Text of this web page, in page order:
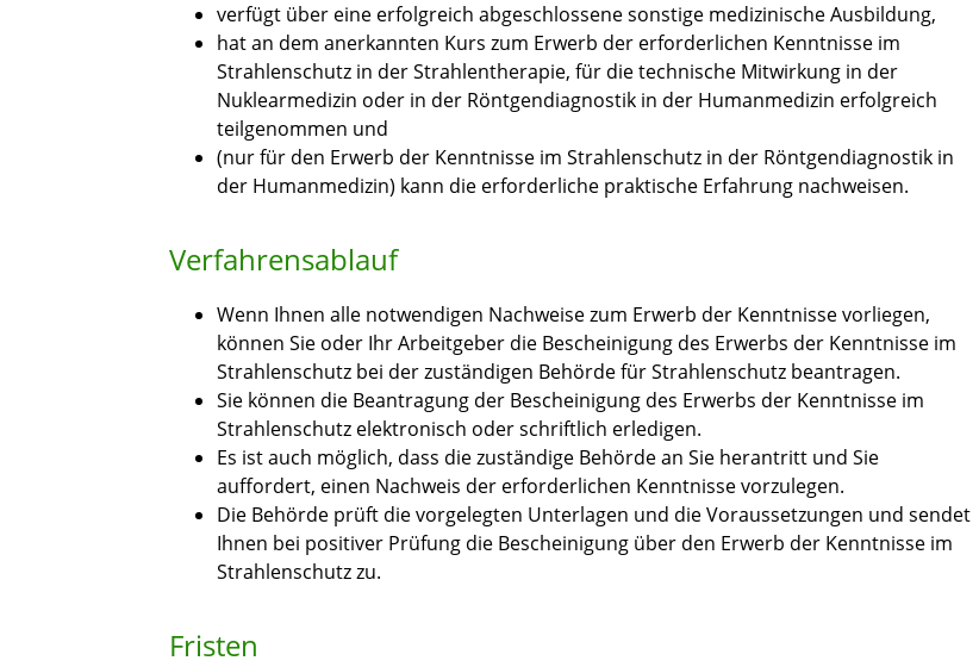
verfügt über eine erfolgreich abgeschlossene sonstige medizinische Ausbildung,
hat an dem anerkannten Kurs zum Erwerb der erforderlichen Kenntnisse im
Strahlenschutz in der Strahlentherapie, für die technische Mitwirkung in der
Nuklearmedizin oder in der Röntgendiagnostik in der Humanmedizin erfolgreich
teilgenommen und
(nur für den Erwerb der Kenntnisse im Strahlenschutz in der Röntgendiagnostik in
der Humanmedizin) kann die erforderliche praktische Erfahrung nachweisen.
Verfahrensablauf
Wenn Ihnen alle notwendigen Nachweise zum Erwerb der Kenntnisse vorliegen,
können Sie oder Ihr Arbeitgeber die Bescheinigung des Erwerbs der Kenntnisse im
Strahlenschutz bei der zuständigen Behörde für Strahlenschutz beantragen.
Sie können die Beantragung der Bescheinigung des Erwerbs der Kenntnisse im
Strahlenschutz elektronisch oder schriftlich erledigen.
Es ist auch möglich, dass die zuständige Behörde an Sie herantritt und Sie
auffordert, einen Nachweis der erforderlichen Kenntnisse vorzulegen.
Die Behörde prüft die vorgelegten Unterlagen und die Voraussetzungen und sendet
Ihnen bei positiver Prüfung die Bescheinigung über den Erwerb der Kenntnisse im
Strahlenschutz zu.
Fristen